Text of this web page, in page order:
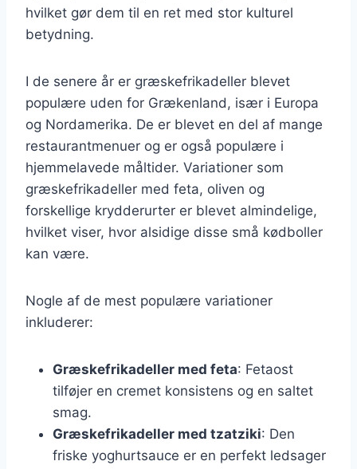
hvilket gør dem til en ret med stor kulturel
betydning.
I de senere år er græskefrikadeller blevet
populære uden for Grækenland, især i Europa
og Nordamerika. De er blevet en del af mange
restaurantmenuer og er også populære i
hjemmelavede måltider. Variationer som
græskefrikadeller med feta, oliven og
forskellige krydderurter er blevet almindelige,
hvilket viser, hvor alsidige disse små kødboller
kan være.
Nogle af de mest populære variationer
inkluderer:
Græskefrikadeller med feta: Fetaost
tilføjer en cremet konsistens og en saltet
smag.
Græskefrikadeller med tzatziki: Den
friske yoghurtsauce er en perfekt ledsager